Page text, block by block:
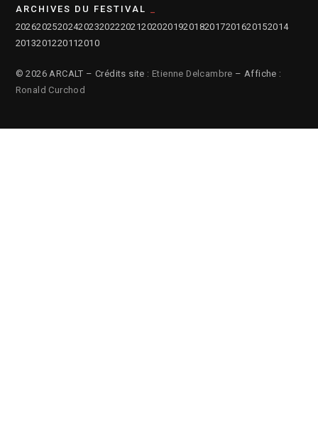
ARCHIVES DU FESTIVAL
2026202520242023202220212020201920182017201620152014
2013201220112010
© 2026 ARCALT – Crédits site : Etienne Delcambre – Affiche :
Ronald Curchod